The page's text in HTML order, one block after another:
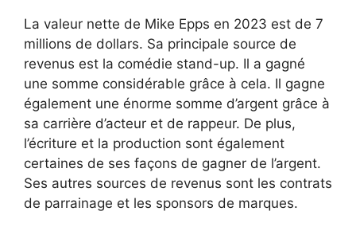
La valeur nette de Mike Epps en 2023 est de 7
millions de dollars. Sa principale source de
revenus est la comédie stand-up. Il a gagné
une somme considérable grâce à cela. Il gagne
également une énorme somme d’argent grâce à
sa carrière d’acteur et de rappeur. De plus,
l’écriture et la production sont également
certaines de ses façons de gagner de l’argent.
Ses autres sources de revenus sont les contrats
de parrainage et les sponsors de marques.